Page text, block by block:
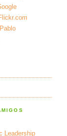
Leadership